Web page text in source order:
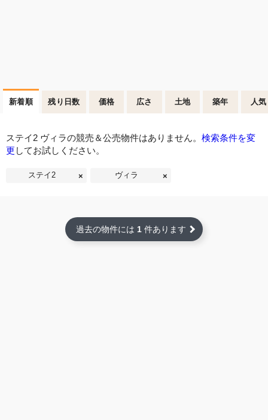
新着順 残り日数 価格 広さ 土地 築年 人気
ステイ2 ヴィラの競売＆公売物件はありません。 検索条件を変
更 してお試しください。
ステイ2 ヴィラ
過去の物件には 1 件あります